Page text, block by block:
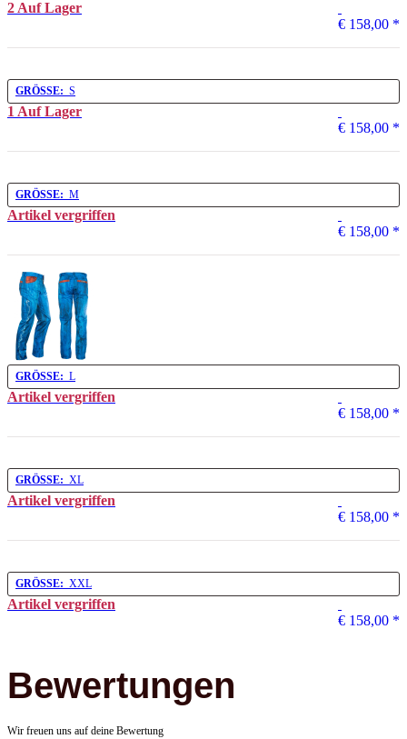
2 Auf Lager
€ 158,00 *
GRÖSSE: S
1 Auf Lager
€ 158,00 *
GRÖSSE: M
Artikel vergriffen
€ 158,00 *
GRÖSSE: L
Artikel vergriffen
€ 158,00 *
GRÖSSE: XL
Artikel vergriffen
€ 158,00 *
GRÖSSE: XXL
Artikel vergriffen
€ 158,00 *
Bewertungen
Wir freuen uns auf deine Bewertung